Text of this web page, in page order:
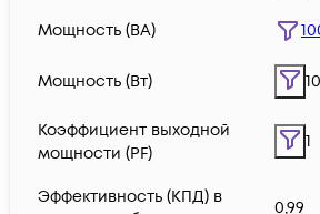
Мощность (ВА)
Мощность (Вт)
Коэффициент выходной
мощности (PF)
1
Эффективность (КПД) в
0,99